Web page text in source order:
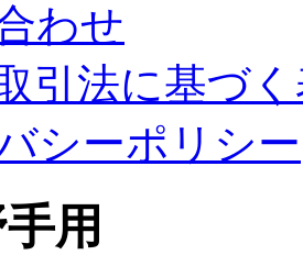
わせ
引法に基づ
シーポリシー
用